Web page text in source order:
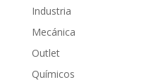
Industria
Mecánica
Outlet
Químicos